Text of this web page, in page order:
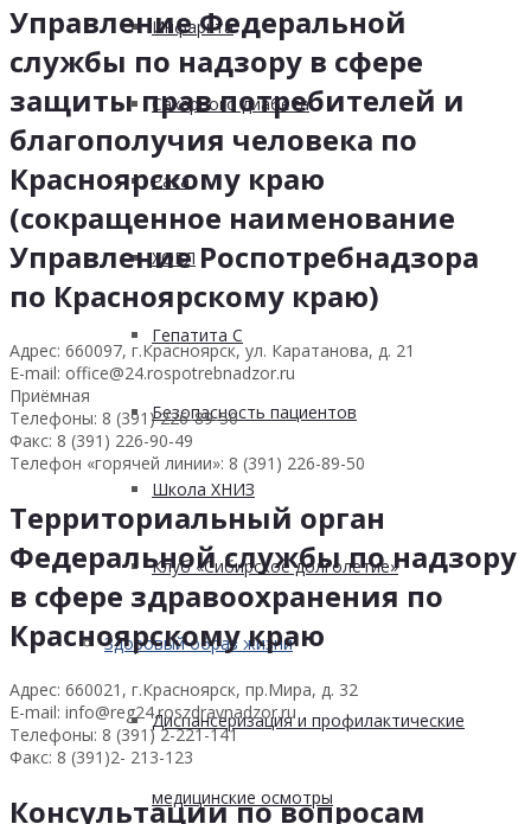
Инфаркта
Сахарного диабета
Рака
ХОБЛ
Гепатита С
Безопасность пациентов
Школа ХНИЗ
Клуб «Сибирское долголетие»
Здоровый образ жизни
Диспансеризация и профилактические
медицинские осмотры
Управление Федеральной
службы по надзору в сфере
защиты прав потребителей и
благополучия человека по
Красноярскому краю
(сокращенное наименование
Управление Роспотребнадзора
по Красноярскому краю)
Адрес: 660097, г.Красноярск, ул. Каратанова, д. 21
E-mail: office@24.rospotrebnadzor.ru
Приёмная
Телефоны: 8 (391) 226-89-50
Факс: 8 (391) 226-90-49
Телефон «горячей линии»: 8 (391) 226-89-50
Территориальный орган
Федеральной службы по надзору
в сфере здравоохранения по
Красноярскому краю
Адрес: 660021, г.Красноярск, пр.Мира, д. 32
E-mail: info@reg24.roszdravnadzor.ru
Телефоны: 8 (391) 2-221-141
Факс: 8 (391)2- 213-123
Консультации по вопросам